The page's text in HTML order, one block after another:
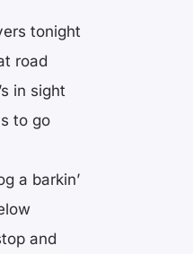
tonight
road
in sight
to go
a barkin’
and